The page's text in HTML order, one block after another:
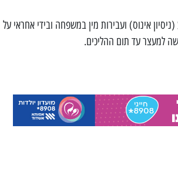
אינוס) ועבירות מין במשפחה ובידי אחראי על
למעצר עד תום ההליכים.